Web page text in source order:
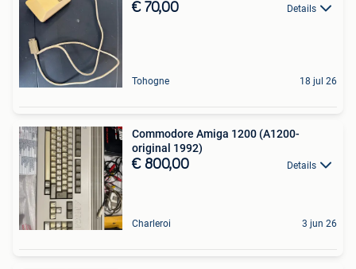
€ 70,00 Details
Tohogne 18 jul 26
Commodore Amiga 1200 (A1200-
original 1992)
€ 800,00 Details
Charleroi 3 jun 26